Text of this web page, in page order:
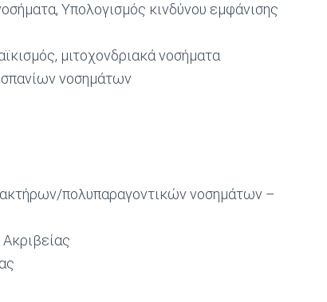
Υπολογισμός κινδύνου εμφάνισης
μιτοχονδριακά νοσήματα
σπανίων νοσημάτων
πολυπαραγοντικών νοσημάτων –
Ακριβείας